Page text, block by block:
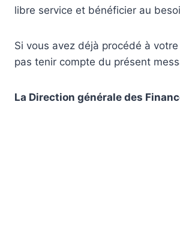
libre service et bénéficier au
Si vous avez déjà procédé à
pas tenir compte du présent
La Direction générale des